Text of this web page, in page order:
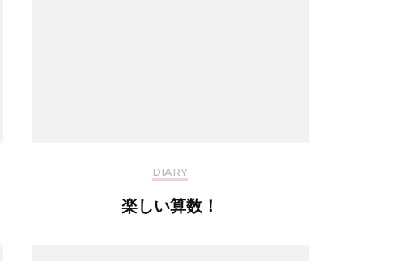
DIARY
楽しい算数！